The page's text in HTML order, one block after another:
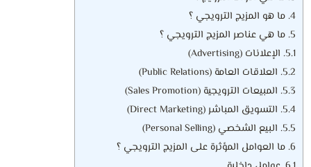
4. ما هو المزيج الترويجي ؟
5. ما هي عناصر المزيج الترويجي ؟
5.1. الإعلانات (Advertising)
5.2. العلاقات العامة (Public Relations)
5.3. المبيعات الترويجية (Sales Promotion)
5.4. التسويق المباشر (Direct Marketing)
5.5. البيع الشخصي (Personal Selling)
6. ما العوامل المؤثرة على المزيج الترويجي ؟